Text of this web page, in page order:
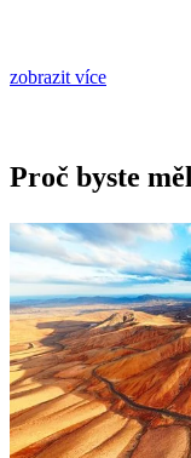
zobrazit více
Proč byste